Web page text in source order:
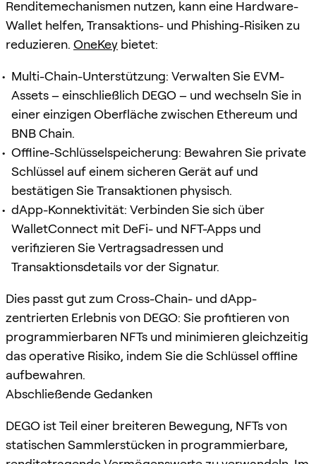
Renditemechanismen nutzen, kann eine Hardware-
Wallet helfen, Transaktions- und Phishing-Risiken zu
reduzieren. OneKey bietet:
Multi-Chain-Unterstützung: Verwalten Sie EVM-
Assets – einschließlich DEGO – und wechseln Sie in
einer einzigen Oberfläche zwischen Ethereum und
BNB Chain.
Offline-Schlüsselspeicherung: Bewahren Sie private
Schlüssel auf einem sicheren Gerät auf und
bestätigen Sie Transaktionen physisch.
dApp-Konnektivität: Verbinden Sie sich über
WalletConnect mit DeFi- und NFT-Apps und
verifizieren Sie Vertragsadressen und
Transaktionsdetails vor der Signatur.
Dies passt gut zum Cross-Chain- und dApp-
zentrierten Erlebnis von DEGO: Sie profitieren von
programmierbaren NFTs und minimieren gleichzeitig
das operative Risiko, indem Sie die Schlüssel offline
aufbewahren.
Abschließende Gedanken
DEGO ist Teil einer breiteren Bewegung, NFTs von
statischen Sammlerstücken in programmierbare,